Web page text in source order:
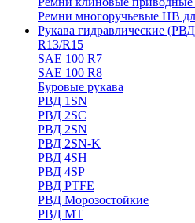
Ремни многоручьевые НВ
Рукава гидравлические
R13/R15
SAE 100 R7
SAE 100 R8
Буровые рукава
РВД 1SN
РВД 2SC
РВД 2SN
РВД 2SN-K
РВД 4SH
РВД 4SP
РВД PTFE
РВД Морозостойкие
РВД МТ